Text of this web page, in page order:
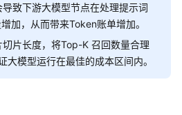
致下游大模型节点在处理提示词
加，从而带来Token账单增加。
片长度，将Top-K 召回数量合理
大模型运行在最佳的成本区间内。